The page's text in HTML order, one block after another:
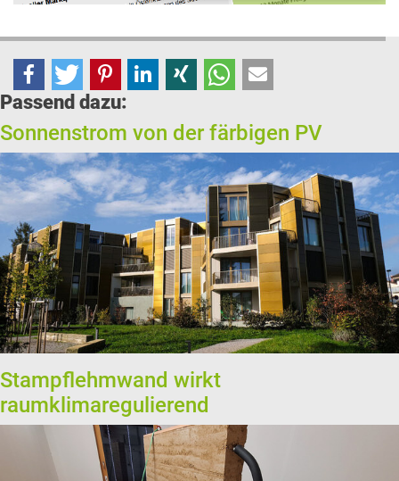
Passend dazu:
Sonnenstrom von der färbigen PV
Stampflehmwand wirkt
raumklimaregulierend